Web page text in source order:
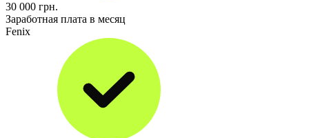
30 000 грн.
Заработная плата в месяц
Fenix